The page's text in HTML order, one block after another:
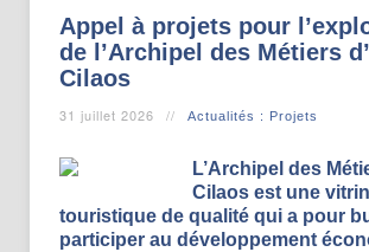
Appel à projets pour
de l’Archipel des Métiers
Cilaos
31 juillet 2026 Actualités : Projets
L’Archipel des
Cilaos est une
touristique de qualité qui a pour
participer au développement